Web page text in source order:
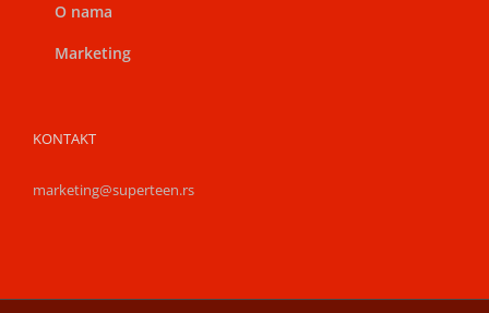
O nama
Marketing
KONTAKT
marketing@superteen.rs